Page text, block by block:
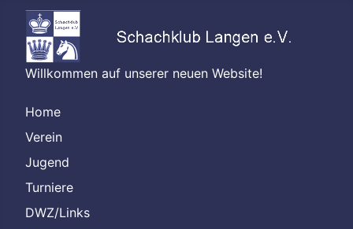
Willkommen auf unserer neuen Website!
Home
Verein
Jugend
Turniere
DWZ/Links